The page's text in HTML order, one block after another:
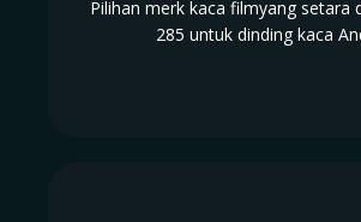
Pilihan merk kaca filmyang setara
285 untuk dinding kaca